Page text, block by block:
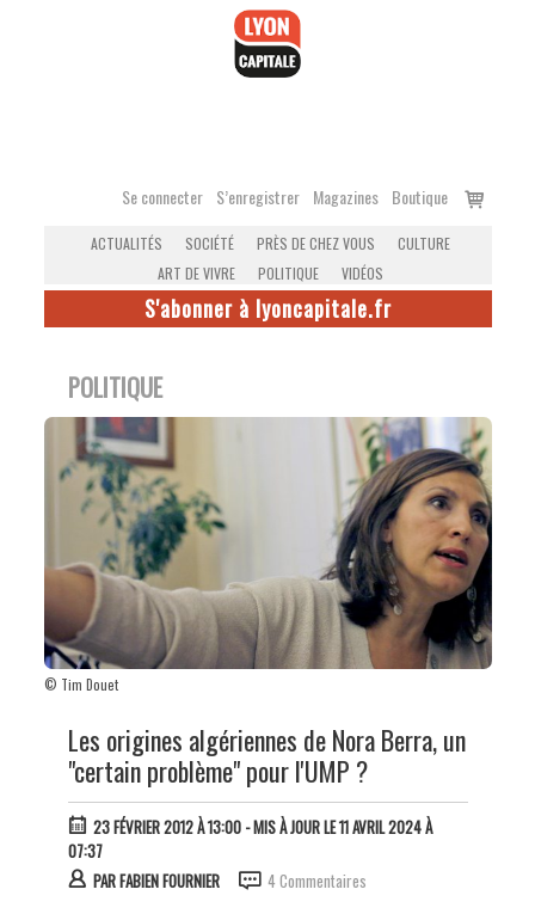
Se connecter S’enregistrer Magazines Boutique
Voir
ACTUALITÉS SOCIÉTÉ PRÈS DE CHEZ VOUS
CULTURE
ART DE VIVRE
POLITIQUE VIDÉOS
S'abonner à lyoncapitale.fr
POLITIQUE
© Tim Douet
Les origines algériennes de Nora Berra, un
"certain problème" pour l'UMP ?
23 FÉVRIER 2012 À 13:00- MIS À JOUR LE 11 AVRIL 2024 À
07:37
PARFABIEN FOURNIER 4 Commentaires